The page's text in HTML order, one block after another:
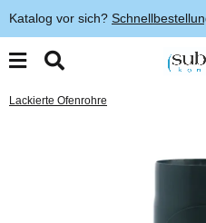
Katalog vor sich?
Lackierte Ofenrohre